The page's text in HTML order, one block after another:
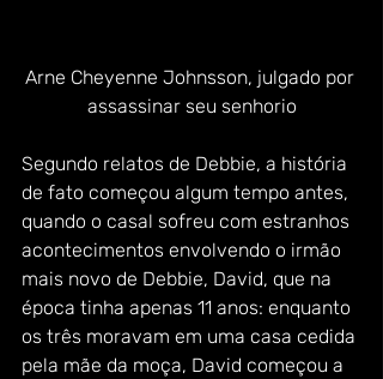
Arne Cheyenne Johnsson, julgado por
assassinar seu senhorio
Segundo relatos de Debbie, a história
de fato começou algum tempo antes,
quando o casal sofreu com estranhos
acontecimentos envolvendo o irmão
mais novo de Debbie, David, que na
época tinha apenas 11 anos: enquanto
os três moravam em uma casa cedida
pela mãe da moça, David começou a